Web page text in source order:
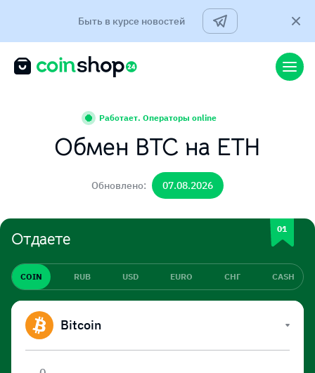
Быть в курсе новостей
Работает. Операторы online
Обмен BTC на ETH
Обновлено: 07.08.2026
Отдаете
COIN RUB USD EURO СНГ CASH
Bitcoin